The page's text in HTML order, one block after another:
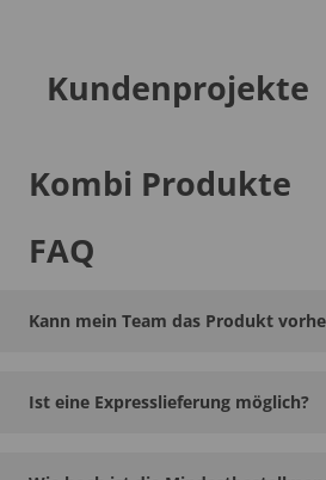
Kundenprojekte
Kombi Produkte
FAQ
Kann mein Team das Produkt
Ist eine Expresslieferung möglich?